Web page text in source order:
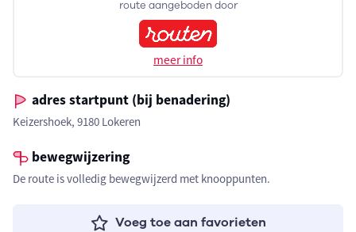
route aangeboden door
meer info
adres startpunt (bij benadering)
Keizershoek, 9180 Lokeren
bewegwijzering
De route is volledig bewegwijzerd met knooppunten.
Voeg toe aan favorieten